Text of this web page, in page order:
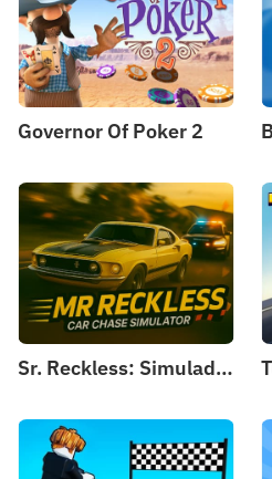
Governor Of Poker 2
Sr. Reckless: Simulador de Perseguição de Carro